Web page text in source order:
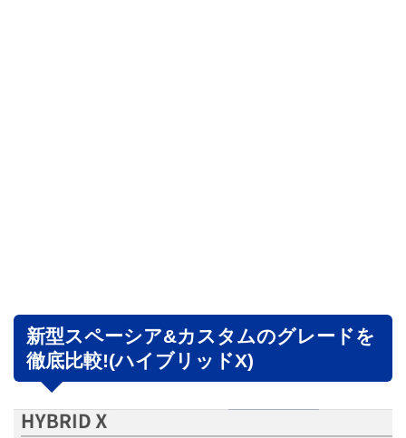
新型スペーシア&カスタムのグレードを
徹底比較!(ハイブリッドX)